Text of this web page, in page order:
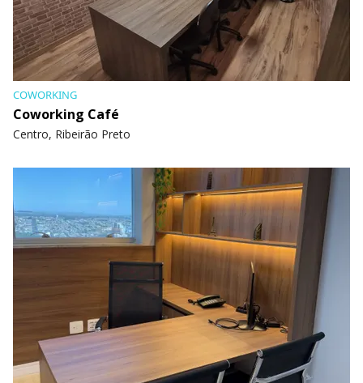
COWORKING
Coworking Café
Centro, Ribeirão Preto